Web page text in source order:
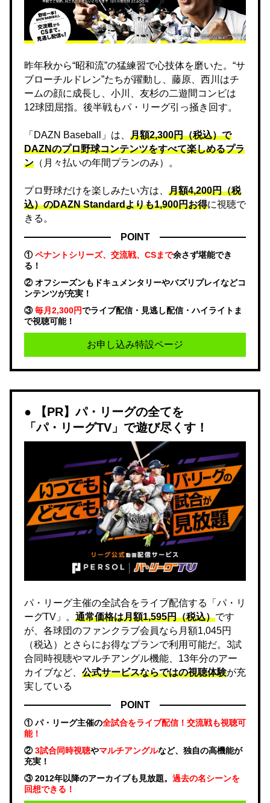
昨年秋から“昭和流”の猛練習で心技体を磨いた。“サ
ブローチルドレン”たちが躍動し、藤原、西川はチ
ームの顔に成長し、小川、友杉の二遊間コンビは
12球団屈指。後半戦もパ・リーグ引っ掻き回す。
「DAZN Baseball」は、 月額2,300円（税込）で
DAZNのプロ野球コンテンツをすべて楽しめるプラ
ン （月々払いの年間プランのみ）。
プロ野球だけを楽しみたい方は、 月額4,200円（税
込）のDAZN Standard​よりも1,900円お得に視聴で
きる。
POINT
①ペナントシリーズ、交流戦、CSまで余さず堪能でき
る！
② オフシーズンもドキュメンタリーやバズリプレイなどコ
ンテンツが充実！
③毎月2,300円でライブ配信・見逃し配信・ハイライトま
で視聴可能！
お申し込み特設ページ
【PR】パ・リーグの全てを
「パ・リーグTV」で遊び尽くす！
パ・リーグ主催の全試合をライブ配信する「パ・リ
ーグTV」。 通常価格は月額1,595円（税込）です
が、各球団のファンクラブ会員なら月額1,045円
（税込）とさらにお得なプランで利用可能だ。3試
合同時視聴やマルチアングル機能、13年分のアー
カイブなど、 公式サービスならではの視聴体験が充
実している
POINT
① パ・リーグ主催の全試合をライブ配信！交流戦も視聴可
能！
②3試合同時視聴やマルチアングルなど、独自の高機能が
充実！
③ 2012年以降のアーカイブも見放題。 過去の名シーンを
回想できる！